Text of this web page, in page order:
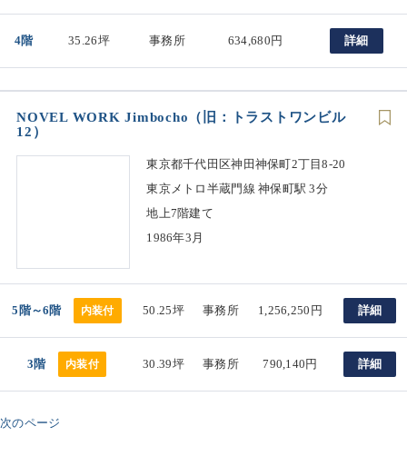
4階 35.26坪 事務所 634,680円 詳細
NOVEL WORK Jimbocho（旧：トラストワンビル
12）
東京都千代田区神田神保町2丁目8-20
東京メトロ半蔵門線 神保町駅 3分
地上7階建て
1986年3月
5階～6階 内装付 50.25坪 事務所 1,256,250円 詳細
3階 内装付 30.39坪 事務所 790,140円 詳細
次のページ